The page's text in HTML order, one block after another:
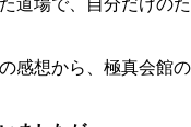
感想から、極真会館の